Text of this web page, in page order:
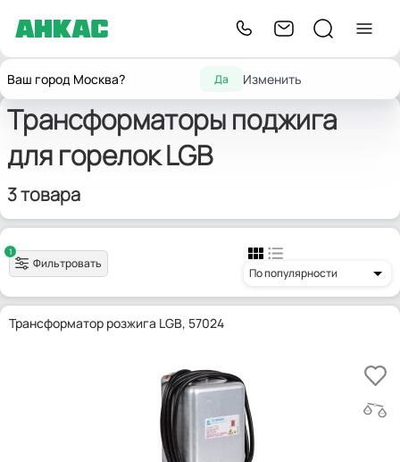
Ваш город Москва? Да Изменить
Главнаягорелок
поджига
Трансформаторы поджига
для горелок LGB
3 товара
1
Фильтровать
По популярности
Трансформатор розжига LGB, 57024